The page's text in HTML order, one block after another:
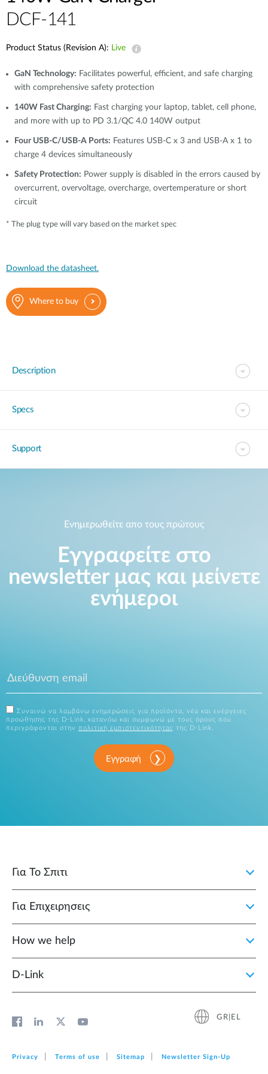
mydlink
Blog
Υποστήριξη
Tech Alerts
FAQs
Warranty
Contact
Support Portal
DCF-141
Product Status (Revision A): Live
GaN Technology: Facilitates powerful, efficient, and safe charging
with comprehensive safety protection
140W Fast Charging: Fast charging your laptop, tablet, cell phone,
and more with up to PD 3.1/QC 4.0 140W output
Four USB-C/USB-A Ports: Features USB-C x 3 and USB-A x 1 to
charge 4 devices simultaneously
Safety Protection: Power supply is disabled in the errors caused by
overcurrent, overvoltage, overcharge, overtemperature or short
circuit
* The plug type will vary based on the market spec
Download the datasheet.
Where to buy
Description
Specs
Support
Ενημερωθείτε απο τους πρώτους
Εγγραφείτε στο
newsletter μας και μείνετε
ενήμεροι
Συναινώ να λαμβάνω ενημερώσεις για προϊόντα, νέα και ενέργειες
προώθησης της D-Link, κατανόω και συμφωνώ με τους όρους που
περιγράφονται στην πολιτική εμπιστευτικότητας της D-Link.
Εγγραφή
Για Το Σπιτι
Για Επιχειρησεις
How we help
D‑Link
GR|EL
Privacy Terms of use Sitemap Newsletter Sign‑Up